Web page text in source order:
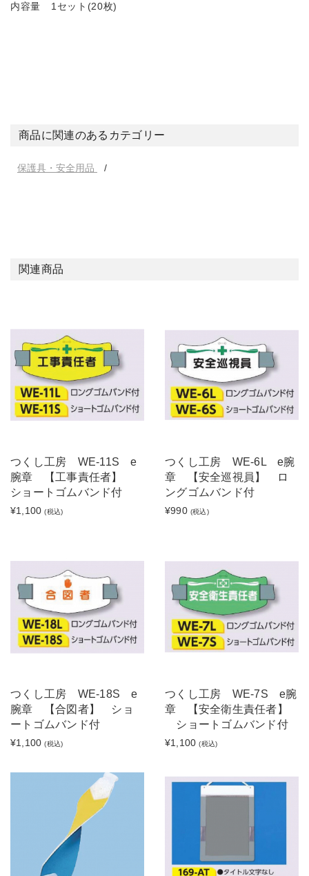
内容量 1セット(20枚)
商品に関連のあるカテゴリー
保護具・安全用品
関連商品
つくし工房 WE-11S e
腕章 【工事責任者】
ショートゴムバンド付
¥1,100 (税込)
つくし工房 WE-6L e腕
章 【安全巡視員】 ロ
ングゴムバンド付
¥990 (税込)
つくし工房 WE-18S e
腕章 【合図者】 ショ
ートゴムバンド付
¥1,100 (税込)
つくし工房 WE-7S e腕
章 【安全衛生責任者】
ショートゴムバンド付
¥1,100 (税込)